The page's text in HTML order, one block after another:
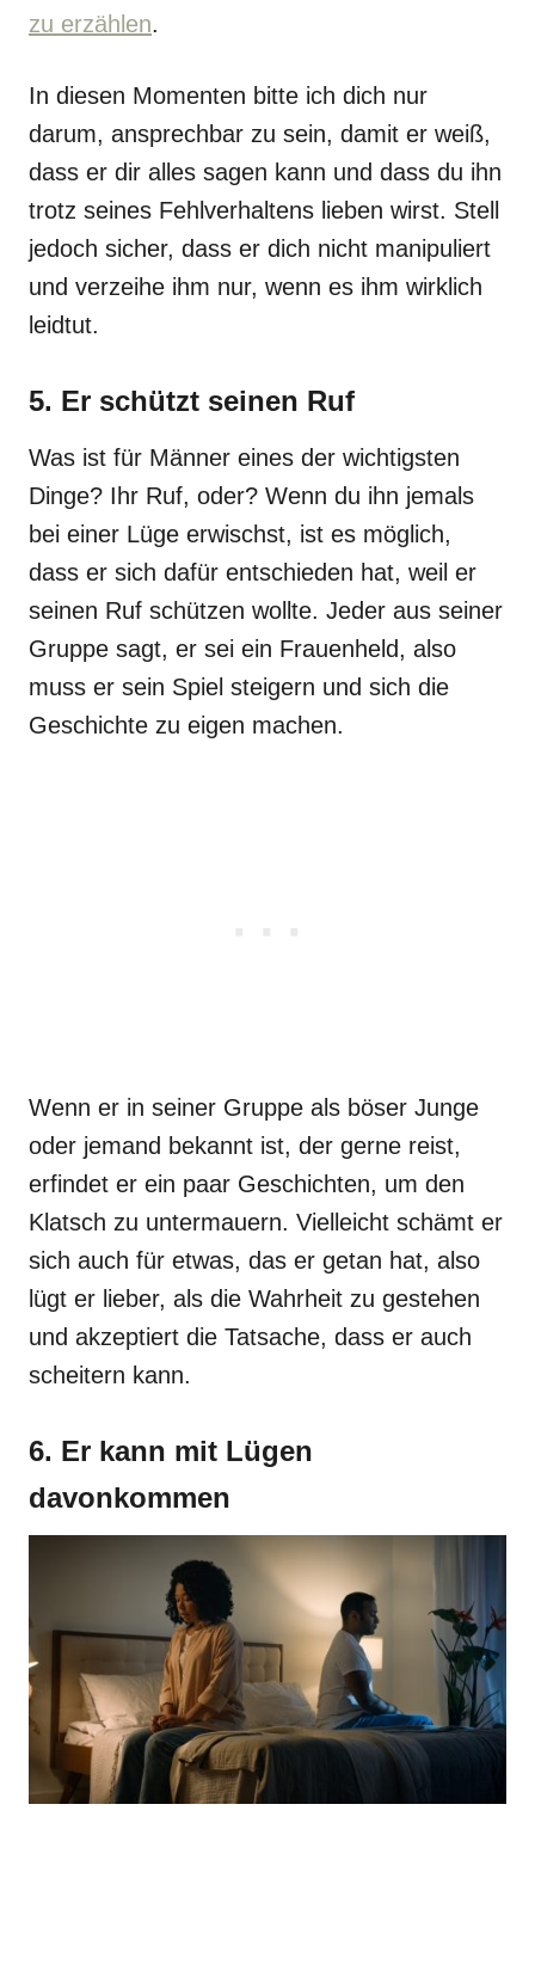
zu erzählen.
In diesen Momenten bitte ich dich nur
darum, ansprechbar zu sein, damit er weiß,
dass er dir alles sagen kann und dass du ihn
trotz seines Fehlverhaltens lieben wirst. Stell
jedoch sicher, dass er dich nicht manipuliert
und verzeihe ihm nur, wenn es ihm wirklich
leidtut.
5. Er schützt seinen Ruf
Was ist für Männer eines der wichtigsten
Dinge? Ihr Ruf, oder? Wenn du ihn jemals
bei einer Lüge erwischst, ist es möglich,
dass er sich dafür entschieden hat, weil er
seinen Ruf schützen wollte. Jeder aus seiner
Gruppe sagt, er sei ein Frauenheld, also
muss er sein Spiel steigern und sich die
Geschichte zu eigen machen.
Wenn er in seiner Gruppe als böser Junge
oder jemand bekannt ist, der gerne reist,
erfindet er ein paar Geschichten, um den
Klatsch zu untermauern. Vielleicht schämt er
sich auch für etwas, das er getan hat, also
lügt er lieber, als die Wahrheit zu gestehen
und akzeptiert die Tatsache, dass er auch
scheitern kann.
6. Er kann mit Lügen
davonkommen